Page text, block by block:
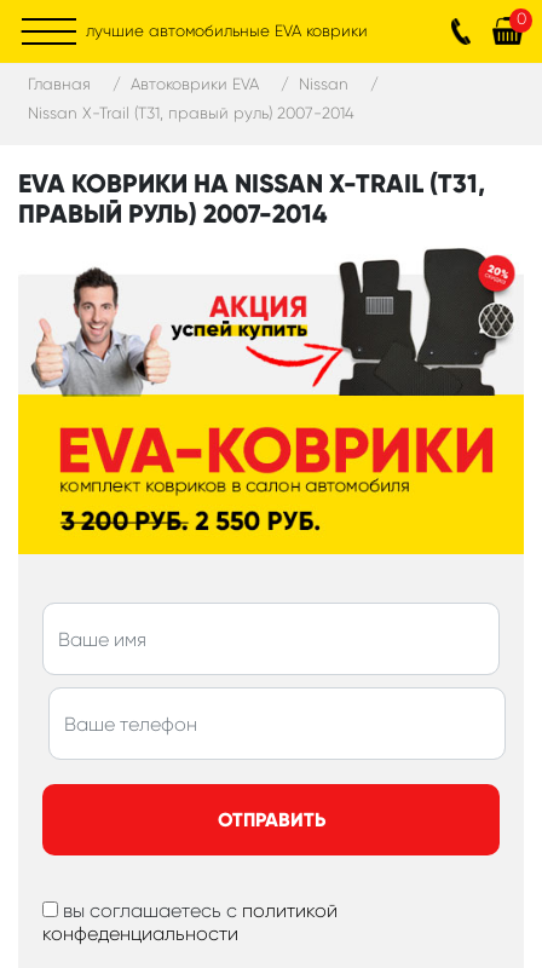
лучшие автомобильные EVA коврики
0
Главная Автоковрики EVA
Nissan
Nissan X-Trail (T31, правый руль) 2007-2014
EVA КОВРИКИ НА NISSAN X-TRAIL (T31,
ПРАВЫЙ РУЛЬ) 2007-2014
ОТПРАВИТЬ
вы соглашаетесь с политикой
конфеденциальности